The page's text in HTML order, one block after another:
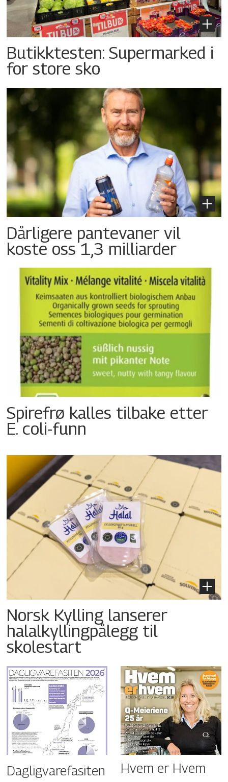
Butikktesten: Supermarked i
for store sko
Dårligere pantevaner vil
koste oss 1,3 milliarder
Spirefrø kalles tilbake etter
E. coli-funn
Norsk Kylling lanserer
halalkyllingpålegg til
skolestart
Dagligvarefasiten Hvem er Hvem